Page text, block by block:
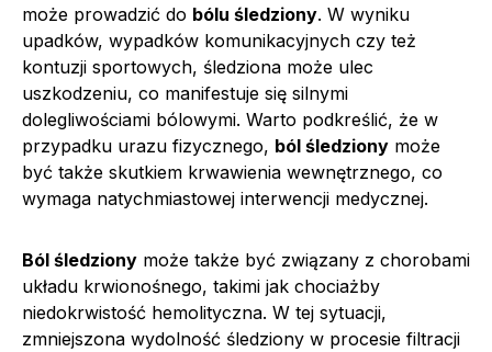
może prowadzić do bólu śledziony. W wyniku
upadków, wypadków komunikacyjnych czy też
kontuzji sportowych, śledziona może ulec
uszkodzeniu, co manifestuje się silnymi
dolegliwościami bólowymi. Warto podkreślić, że w
przypadku urazu fizycznego, ból śledziony może
być także skutkiem krwawienia wewnętrznego, co
wymaga natychmiastowej interwencji medycznej.
Ból śledziony może także być związany z chorobami
układu krwionośnego, takimi jak chociażby
niedokrwistość hemolityczna. W tej sytuacji,
zmniejszona wydolność śledziony w procesie filtracji